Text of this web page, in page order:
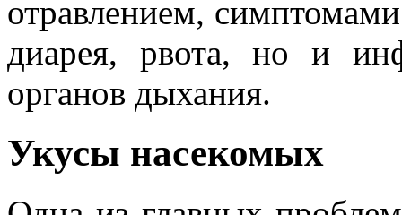
отравлением,
диарея, рвота, но и
органов дыхания.
Укусы насекомых